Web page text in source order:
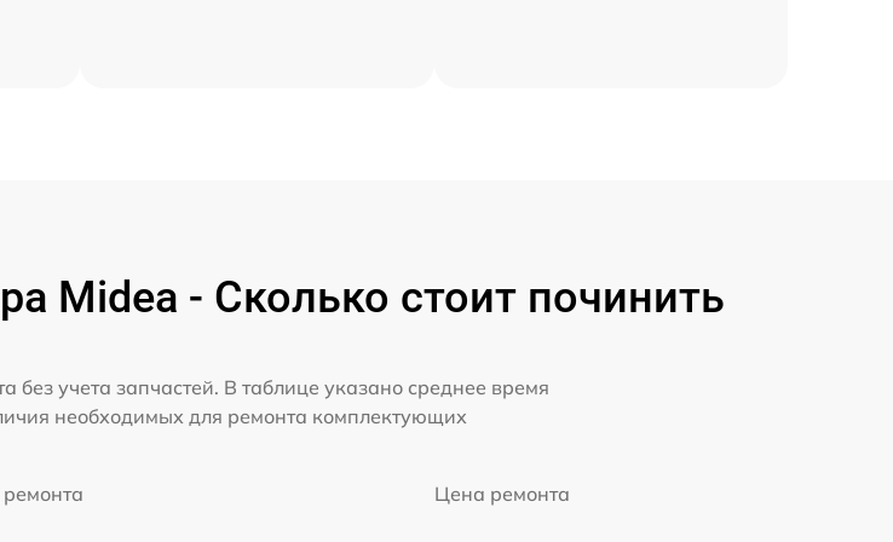
Midea - Сколько стоит починить
без учета запчастей. В таблице указано среднее время
необходимых для ремонта комплектующих
Цена ремонта